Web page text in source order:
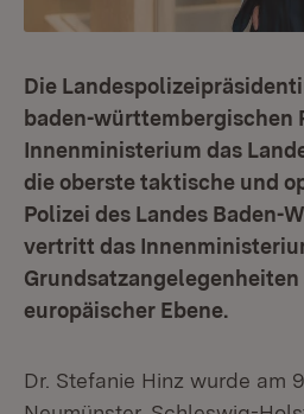
Die
baden-württembergischen
Innenministerium das
die oberste taktische und
Polizei des Landes Baden-
vertritt das
Grundsatzangelegenheiten
europäischer Ebene.
Dr. Stefanie Hinz wurde am